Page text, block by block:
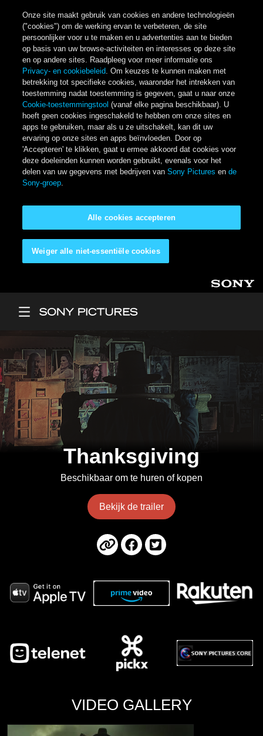
Onze site maakt gebruik van cookies en andere technologieën
("cookies") om de werking ervan te verbeteren, de site
persoonlijker voor u te maken en u advertenties aan te bieden
op basis van uw browse-activiteiten en interesses op deze site
en op andere sites. Raadpleeg voor meer informatie ons
Privacy- en cookiebeleid. Om keuzes te kunnen maken met
betrekking tot specifieke cookies, waaronder het intrekken van
toestemming nadat toestemming is gegeven, gaat u naar onze
Cookie-toestemmingstool (vanaf elke pagina beschikbaar). U
hoeft geen cookies ingeschakeld te hebben om onze sites en
apps te gebruiken, maar als u ze uitschakelt, kan dit uw
ervaring op onze sites en apps beïnvloeden. Door op
'Accepteren' te klikken, gaat u ermee akkoord dat cookies voor
deze doeleinden kunnen worden gebruikt, evenals voor het
delen van uw gegevens met bedrijven vanSony Pictures ende
Sony-groep.
Weiger alle niet-essentiële cookies
Alle cookies accepteren
Thanksgiving
Beschikbaar om te huren of kopen
Bekijk de trailer
VIDEO GALLERY